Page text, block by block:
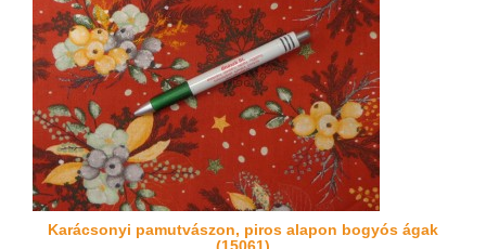
Karácsonyi pamutvászon, piros alapon bogyós ágak